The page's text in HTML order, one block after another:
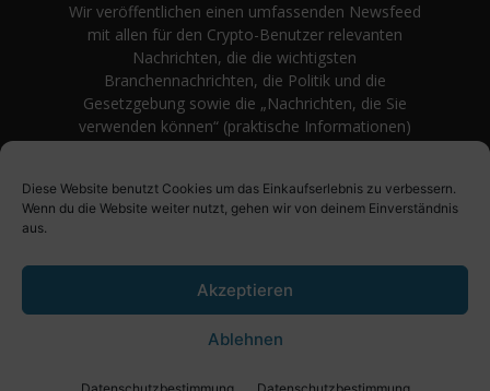
Diese Website benutzt Cookies um das Einkaufserlebnis zu verbessern.
Wenn du die Website weiter nutzt, gehen wir von deinem Einverständnis
aus.
Akzeptieren
Ablehnen
Wir veröffentlichen einen umfassenden Newsfeed
mit allen für den Crypto-Benutzer relevanten
Nachrichten, die die wichtigsten
Branchennachrichten, die Politik und die
Gesetzgebung sowie die „Nachrichten, die Sie
verwenden können“ (praktische Informationen)
Meinungen rund um Kryptowährung. Einfache
Logik und Beispiele aus der Praxis werden vor
bevorzugt.